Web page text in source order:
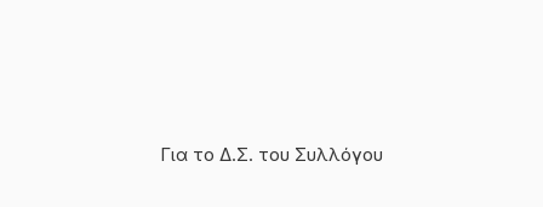
Για το Δ.Σ. του Συλλόγου